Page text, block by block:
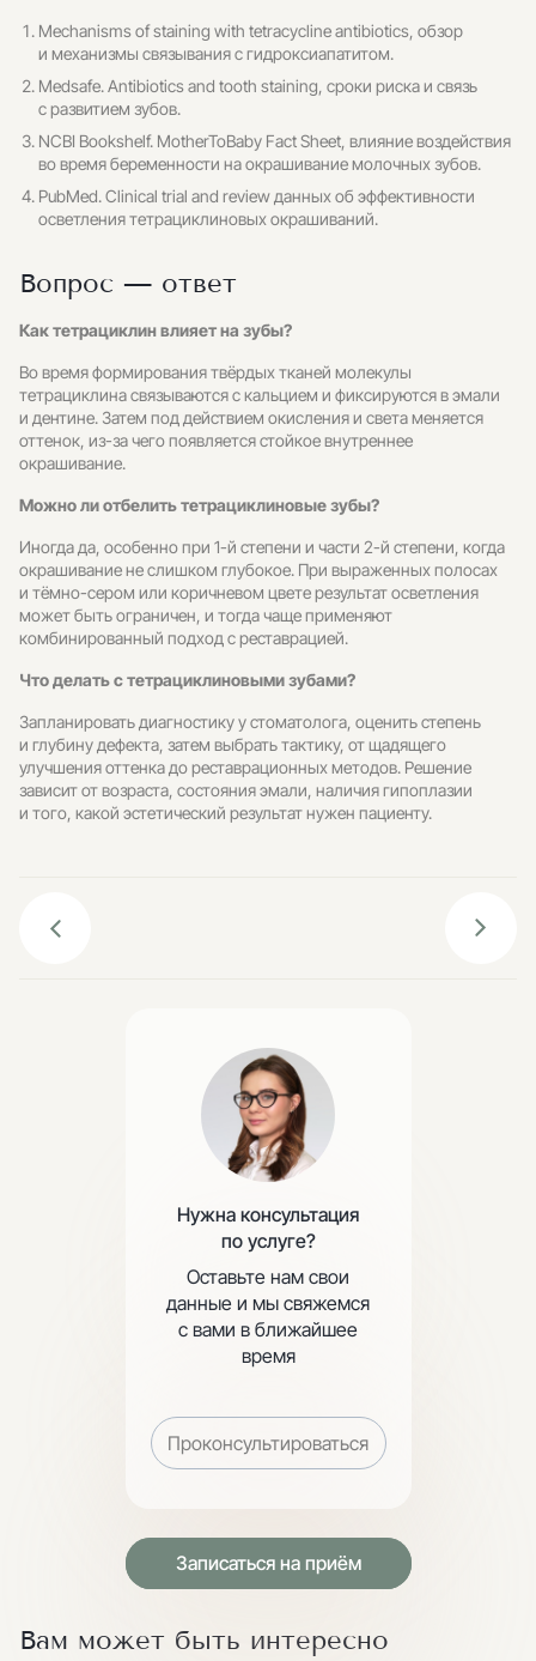
Mechanisms of staining with tetracycline antibiotics, обзор
и механизмы связывания с гидроксиапатитом.
Medsafe. Antibiotics and tooth staining, сроки риска и связь
с развитием зубов.
NCBI Bookshelf. MotherToBaby Fact Sheet, влияние воздействия
во время беременности на окрашивание молочных зубов.
PubMed. Clinical trial and review данных об эффективности
осветления тетрациклиновых окрашиваний.
Вопрос — ответ
Как тетрациклин влияет на зубы?
Во время формирования твёрдых тканей молекулы
тетрациклина связываются с кальцием и фиксируются в эмали
и дентине. Затем под действием окисления и света меняется
оттенок, из-за чего появляется стойкое внутреннее
окрашивание.
Можно ли отбелить тетрациклиновые зубы?
Иногда да, особенно при 1-й степени и части 2-й степени, когда
окрашивание не слишком глубокое. При выраженных полосах
и тёмно-сером или коричневом цвете результат осветления
может быть ограничен, и тогда чаще применяют
комбинированный подход с реставрацией.
Что делать с тетрациклиновыми зубами?
Запланировать диагностику у стоматолога, оценить степень
и глубину дефекта, затем выбрать тактику, от щадящего
улучшения оттенка до реставрационных методов. Решение
зависит от возраста, состояния эмали, наличия гипоплазии
и того, какой эстетический результат нужен пациенту.
Нужна консультация
по услуге?
Оставьте нам свои
данные и мы свяжемся
с вами в ближайшее
время
Проконсультироваться
Записаться на приём
Вам может быть интересно